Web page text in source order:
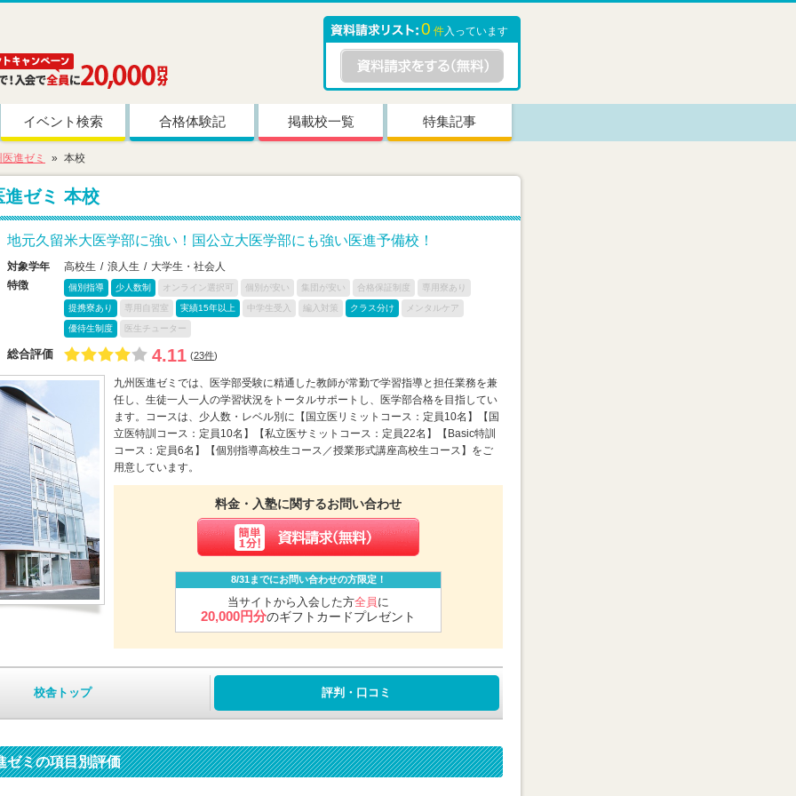
0 件入っています
イベント検索 合格体験記 掲載校一覧 特集記事
進ゼミ 本校
ゼミ 本校
地元久留米大医学部に強い！国公立大医学部にも強い医進予備校！
対象学年 高校生 浪人生
大学生・社会人
特徴
個別指導 少人数制 オンライン選択可 個別が安い 集団が安い 合格保証制度 専用寮あり
提携寮あり 専用自習室 実績15年以上 中学生受入 編入対策 クラス分け メンタルケア
優待生制度 医生チューター
総合評価 4.11 (23件)
九州医進ゼミでは、医学部受験に精通した教師が常勤で学習指導と担任業務を兼
任し、生徒一人一人の学習状況をトータルサポートし、医学部合格を目指してい
ます。コースは、少人数・レベル別に【国立医リミットコース：定員10名】【国
立医特訓コース：定員10名】【私立医サミットコース：定員22名】【Basic特訓
コース：定員6名】【個別指導高校生コース／授業形式講座高校生コース】をご
用意しています。
8/31までにお問い合わせの方限定！
当サイトから入会した方全員 に
20,000円分のギフトカードプレゼント
料金・入塾に関するお問い合わせ
校舎トップ 評判・口コミ
ゼミの項目別評価